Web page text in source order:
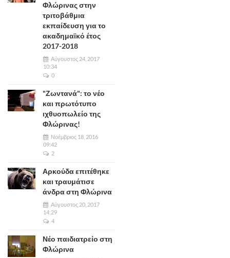
Φλώρινας στην
τριτοβάθμια
εκπαίδευση για το
ακαδημαϊκό έτος
2017-2018
Αύγουστος 24, 2017
10:34
0
"Ζωντανά": το νέο
και πρωτότυπο
ιχθυοπωλείο της
Φλώρινας!
Νοέμβριος 18, 2016
09:42
2
Αρκούδα επιτέθηκε
και τραυμάτισε
άνδρα στη Φλώρινα
Αύγουστος 20, 2017
14:29
4
Νέο παιδιατρείο στη
Φλώρινα